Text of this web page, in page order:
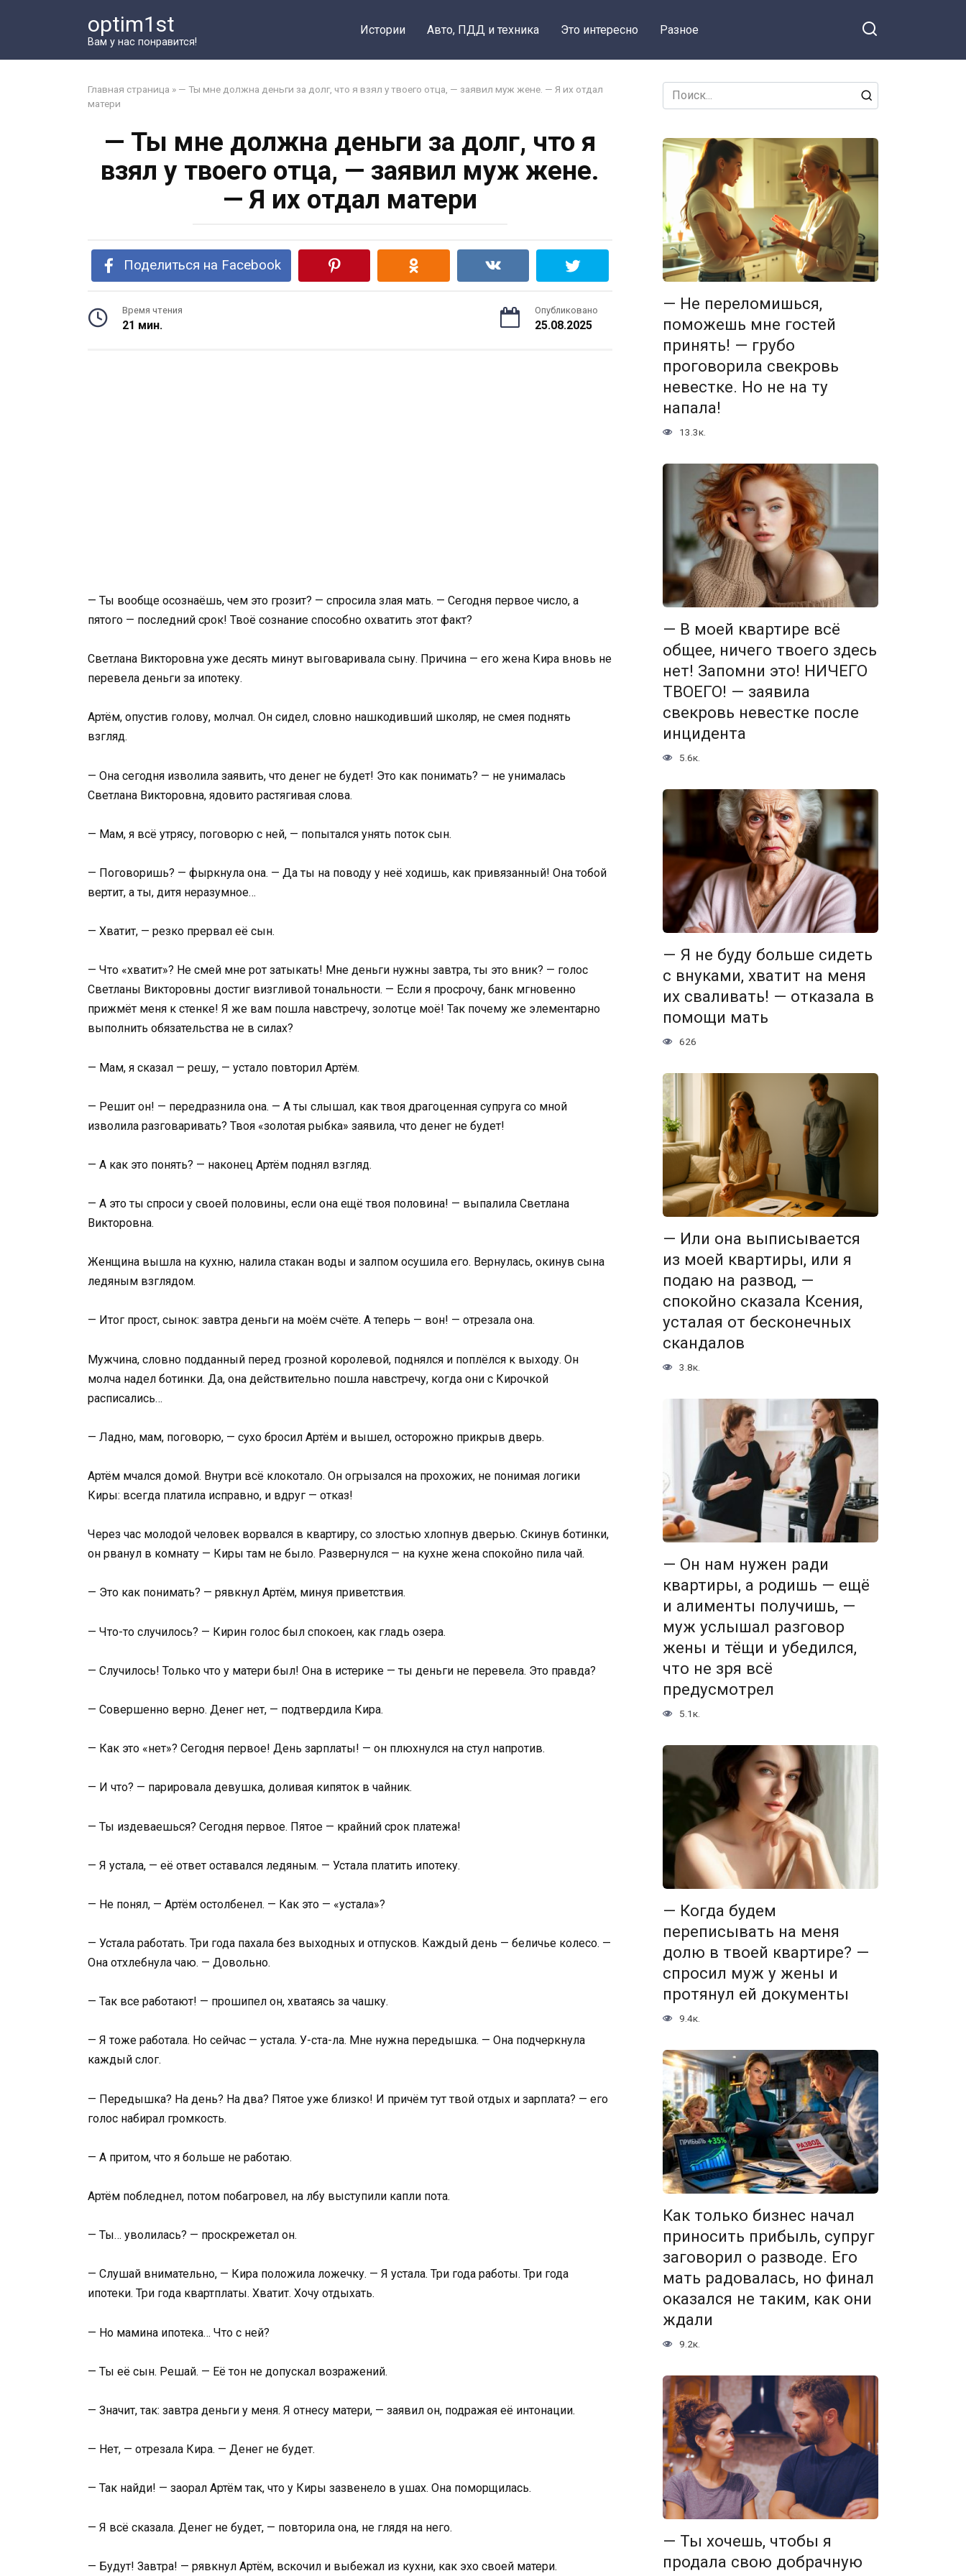
optim1st
Вам у нас понравится!
Истории Авто, ПДД и техника Это интересно Разное
Главная страница » — Ты мне должна деньги за долг, что я взял у твоего отца, — заявил муж жене. — Я их отдал
матери
— Ты мне должна деньги за долг, что я
взял у твоего отца, — заявил муж жене.
— Я их отдал матери
Поделиться на Facebook
Время чтения
21 мин.
Опубликовано
25.08.2025
— Ты вообще осознаёшь, чем это грозит? — спросила злая мать. — Сегодня первое число, а
пятого — последний срок! Твоё сознание способно охватить этот факт?
Светлана Викторовна уже десять минут выговаривала сыну. Причина — его жена Кира вновь не
перевела деньги за ипотеку.
Артём, опустив голову, молчал. Он сидел, словно нашкодивший школяр, не смея поднять
взгляд.
— Она сегодня изволила заявить, что денег не будет! Это как понимать? — не унималась
Светлана Викторовна, ядовито растягивая слова.
— Мам, я всё утрясу, поговорю с ней, — попытался унять поток сын.
— Поговоришь? — фыркнула она. — Да ты на поводу у неё ходишь, как привязанный! Она тобой
вертит, а ты, дитя неразумное…
— Хватит, — резко прервал её сын.
— Что «хватит»? Не смей мне рот затыкать! Мне деньги нужны завтра, ты это вник? — голос
Светланы Викторовны достиг визгливой тональности. — Если я просрочу, банк мгновенно
прижмёт меня к стенке! Я же вам пошла навстречу, золотце моё! Так почему же элементарно
выполнить обязательства не в силах?
— Мам, я сказал — решу, — устало повторил Артём.
— Решит он! — передразнила она. — А ты слышал, как твоя драгоценная супруга со мной
изволила разговаривать? Твоя «золотая рыбка» заявила, что денег не будет!
— А как это понять? — наконец Артём поднял взгляд.
— А это ты спроси у своей половины, если она ещё твоя половина! — выпалила Светлана
Викторовна.
Женщина вышла на кухню, налила стакан воды и залпом осушила его. Вернулась, окинув сына
ледяным взглядом.
— Итог прост, сынок: завтра деньги на моём счёте. А теперь — вон! — отрезала она.
Мужчина, словно подданный перед грозной королевой, поднялся и поплёлся к выходу. Он
молча надел ботинки. Да, она действительно пошла навстречу, когда они с Кирочкой
расписались…
— Ладно, мам, поговорю, — сухо бросил Артём и вышел, осторожно прикрыв дверь.
Артём мчался домой. Внутри всё клокотало. Он огрызался на прохожих, не понимая логики
Киры: всегда платила исправно, и вдруг — отказ!
Через час молодой человек ворвался в квартиру, со злостью хлопнув дверью. Скинув ботинки,
он рванул в комнату — Киры там не было. Развернулся — на кухне жена спокойно пила чай.
— Это как понимать? — рявкнул Артём, минуя приветствия.
— Что-то случилось? — Кирин голос был спокоен, как гладь озера.
— Случилось! Только что у матери был! Она в истерике — ты деньги не перевела. Это правда?
— Совершенно верно. Денег нет, — подтвердила Кира.
— Как это «нет»? Сегодня первое! День зарплаты! — он плюхнулся на стул напротив.
— И что? — парировала девушка, доливая кипяток в чайник.
— Ты издеваешься? Сегодня первое. Пятое — крайний срок платежа!
— Я устала, — её ответ оставался ледяным. — Устала платить ипотеку.
— Не понял, — Артём остолбенел. — Как это — «устала»?
— Устала работать. Три года пахала без выходных и отпусков. Каждый день — беличье колесо. —
Она отхлебнула чаю. — Довольно.
— Так все работают! — прошипел он, хватаясь за чашку.
— Я тоже работала. Но сейчас — устала. У-ста-ла. Мне нужна передышка. — Она подчеркнула
каждый слог.
— Передышка? На день? На два? Пятое уже близко! И причём тут твой отдых и зарплата? — его
голос набирал громкость.
— А притом, что я больше не работаю.
Артём побледнел, потом побагровел, на лбу выступили капли пота.
— Ты… уволилась? — проскрежетал он.
— Слушай внимательно, — Кира положила ложечку. — Я устала. Три года работы. Три года
ипотеки. Три года квартплаты. Хватит. Хочу отдыхать.
— Но мамина ипотека… Что с ней?
— Ты её сын. Решай. — Её тон не допускал возражений.
— Значит, так: завтра деньги у меня. Я отнесу матери, — заявил он, подражая её интонации.
— Нет, — отрезала Кира. — Денег не будет.
— Так найди! — заорал Артём так, что у Киры зазвенело в ушах. Она поморщилась.
— Я всё сказала. Денег не будет, — повторила она, не глядя на него.
— Будут! Завтра! — рявкнул Артём, вскочил и выбежал из кухни, как эхо своей матери.
Search
for:
— Не переломишься,
поможешь мне гостей
принять! — грубо
проговорила свекровь
невестке. Но не на ту
напала!
13.3к.
— В моей квартире всё
общее, ничего твоего здесь
нет! Запомни это! НИЧЕГО
ТВОЕГО! — заявила
свекровь невестке после
инцидента
5.6к.
— Я не буду больше сидеть
с внуками, хватит на меня
их сваливать! — отказала в
помощи мать
626
— Или она выписывается
из моей квартиры, или я
подаю на развод, —
спокойно сказала Ксения,
усталая от бесконечных
скандалов
3.8к.
— Он нам нужен ради
квартиры, а родишь — ещё
и алименты получишь, —
муж услышал разговор
жены и тёщи и убедился,
что не зря всё
предусмотрел
5.1к.
— Когда будем
переписывать на меня
долю в твоей квартире? —
спросил муж у жены и
протянул ей документы
9.4к.
Как только бизнес начал
приносить прибыль, супруг
заговорил о разводе. Его
мать радовалась, но финал
оказался не таким, как они
ждали
9.2к.
— Ты хочешь, чтобы я
продала свою добрачную